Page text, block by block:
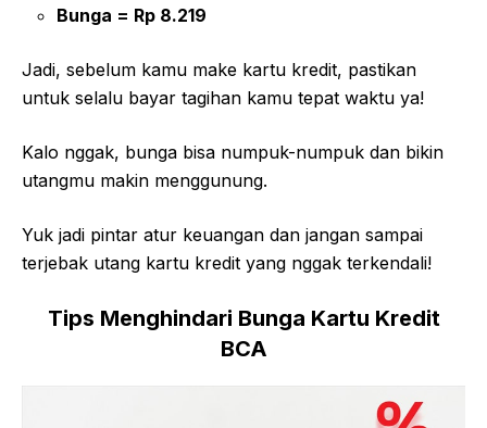
Bunga = Rp 8.219
Jadi, sebelum kamu make kartu kredit, pastikan
untuk selalu bayar tagihan kamu tepat waktu ya!
Kalo nggak, bunga bisa numpuk-numpuk dan bikin
utangmu makin menggunung.
Yuk jadi pintar atur keuangan dan jangan sampai
terjebak utang kartu kredit yang nggak terkendali!
Tips Menghindari Bunga Kartu Kredit
BCA